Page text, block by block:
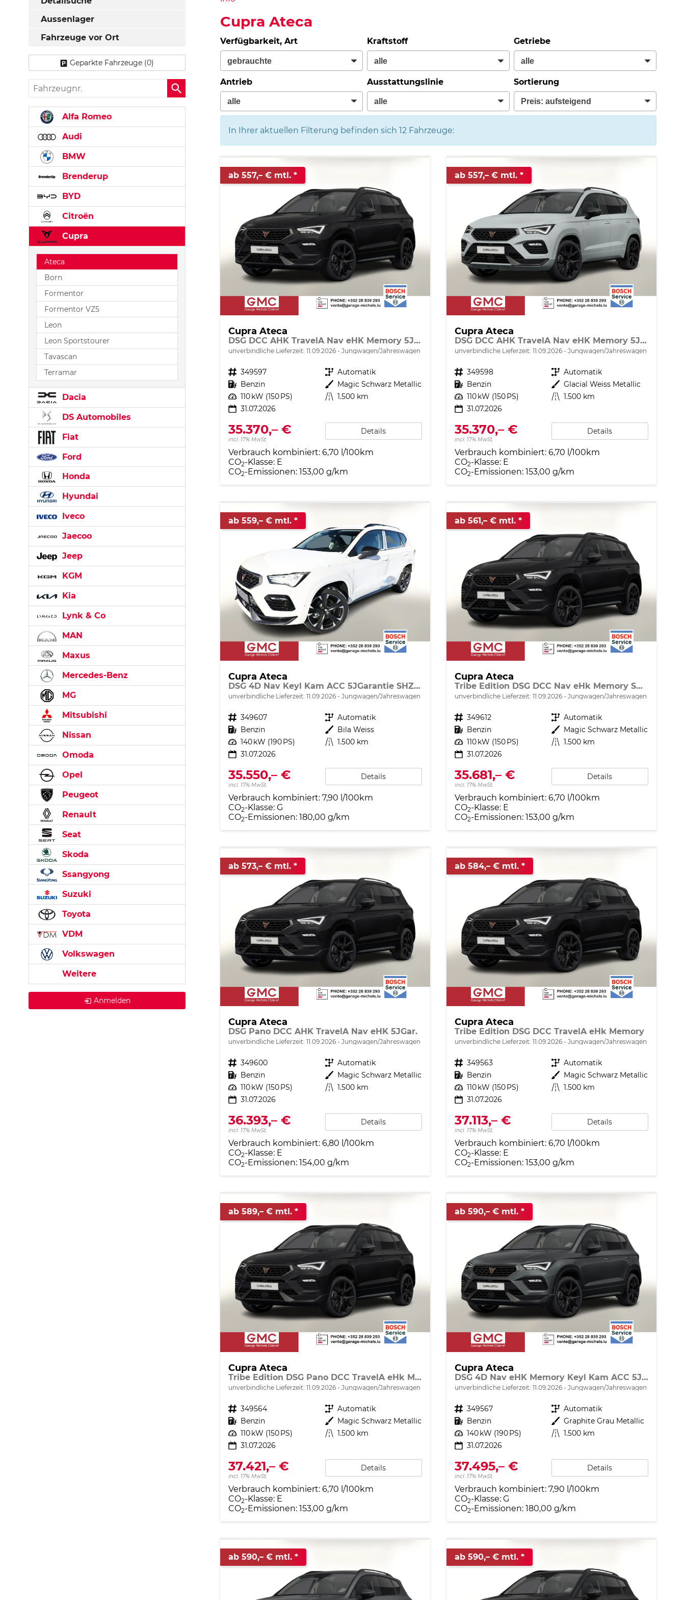
Cupra Ateca
Verfügbarkeit, Art Kraftstoff Getriebe
Antrieb Ausstattungslinie Sortierung
In Ihrer aktuellen Filterung befinden sich 12Fahrzeuge:
ab 557,– € mtl.
Cupra Ateca
DSG DCC AHK TravelA Nav eHK Memory 5JGar.
unverbindliche Lieferzeit: 11.09.2026 Jungwagen/Jahreswagen
Fahrzeugnr. 349597 Getriebe Automatik
Kraftstoff Benzin Außenfarbe Magic Schwarz Metallic
Leistung 110 kW (150 PS) Kilometerstand 1.500 km
31.07.2026
35.370,– €
incl. 17% MwSt.
Details
Verbrauch kombiniert: 6,70 l/100km
CO2-Klasse: E
CO2-Emissionen: 153,00 g/km
ab 557,– € mtl.
Cupra Ateca
DSG DCC AHK TravelA Nav eHK Memory 5JGar.
unverbindliche Lieferzeit: 11.09.2026 Jungwagen/Jahreswagen
Fahrzeugnr. 349598 Getriebe Automatik
Kraftstoff Benzin Außenfarbe Glacial Weiss Metallic
Leistung 110 kW (150 PS) Kilometerstand 1.500 km
31.07.2026
35.370,– €
incl. 17% MwSt.
Details
Verbrauch kombiniert: 6,70 l/100km
CO2-Klasse: E
CO2-Emissionen: 153,00 g/km
ab 559,– € mtl.
Cupra Ateca
DSG 4D Nav Keyl Kam ACC 5JGarantie SHZ+LHZ
unverbindliche Lieferzeit: 11.09.2026 Jungwagen/Jahreswagen
Fahrzeugnr. 349607 Getriebe Automatik
Kraftstoff Benzin Außenfarbe Bila Weiss
Leistung 140 kW (190 PS) Kilometerstand 1.500 km
31.07.2026
35.550,– €
incl. 17% MwSt.
Details
Verbrauch kombiniert: 7,90 l/100km
CO2-Klasse: G
CO2-Emissionen: 180,00 g/km
ab 561,– € mtl.
Cupra Ateca
Tribe Edition DSG DCC Nav eHk Memory SHZ Keyl 5JGa
unverbindliche Lieferzeit: 11.09.2026 Jungwagen/Jahreswagen
Fahrzeugnr. 349612 Getriebe Automatik
Kraftstoff Benzin Außenfarbe Magic Schwarz Metallic
Leistung 110 kW (150 PS) Kilometerstand 1.500 km
31.07.2026
35.681,– €
incl. 17% MwSt.
Details
Verbrauch kombiniert: 6,70 l/100km
CO2-Klasse: E
CO2-Emissionen: 153,00 g/km
ab 573,– € mtl.
Cupra Ateca
DSG Pano DCC AHK TravelA Nav eHK 5JGar.
unverbindliche Lieferzeit: 11.09.2026 Jungwagen/Jahreswagen
Fahrzeugnr. 349600 Getriebe Automatik
Kraftstoff Benzin Außenfarbe Magic Schwarz Metallic
Leistung 110 kW (150 PS) Kilometerstand 1.500 km
31.07.2026
36.393,– €
incl. 17% MwSt.
Details
Verbrauch kombiniert: 6,80 l/100km
CO2-Klasse: E
CO2-Emissionen: 154,00 g/km
ab 584,– € mtl.
Cupra Ateca
Tribe Edition DSG DCC TravelA eHk Memory
unverbindliche Lieferzeit: 11.09.2026 Jungwagen/Jahreswagen
Fahrzeugnr. 349563 Getriebe Automatik
Kraftstoff Benzin Außenfarbe Magic Schwarz Metallic
Leistung 110 kW (150 PS) Kilometerstand 1.500 km
31.07.2026
37.113,– €
incl. 17% MwSt.
Details
Verbrauch kombiniert: 6,70 l/100km
CO2-Klasse: E
CO2-Emissionen: 153,00 g/km
ab 589,– € mtl.
Cupra Ateca
Tribe Edition DSG Pano DCC TravelA eHk Memory Nav
unverbindliche Lieferzeit: 11.09.2026 Jungwagen/Jahreswagen
Fahrzeugnr. 349564 Getriebe Automatik
Kraftstoff Benzin Außenfarbe Magic Schwarz Metallic
Leistung 110 kW (150 PS) Kilometerstand 1.500 km
31.07.2026
37.421,– €
incl. 17% MwSt.
Details
Verbrauch kombiniert: 6,70 l/100km
CO2-Klasse: E
CO2-Emissionen: 153,00 g/km
ab 590,– € mtl.
Cupra Ateca
DSG 4D Nav eHK Memory Keyl Kam ACC 5JGar.
unverbindliche Lieferzeit: 11.09.2026 Jungwagen/Jahreswagen
Fahrzeugnr. 349567 Getriebe Automatik
Kraftstoff Benzin Außenfarbe Graphite Grau Metallic
Leistung 140 kW (190 PS) Kilometerstand 1.500 km
31.07.2026
37.495,– €
incl. 17% MwSt.
Details
Verbrauch kombiniert: 7,90 l/100km
CO2-Klasse: G
CO2-Emissionen: 180,00 g/km
ab 590,– € mtl. ab 590,– € mtl.
Aussenlager
Fahrzeuge vor Ort
Geparkte Fahrzeuge (0)
Fahrzeugnr.
Alfa Romeo
Audi
BMW
Brenderup
BYD
Citroën
Cupra
Ateca
Born
Formentor
Formentor VZ5
Leon
Leon Sportstourer
Tavascan
Terramar
Dacia
DS Automobiles
Fiat
Ford
Honda
Hyundai
Iveco
Jaecoo
Jeep
KGM
Kia
Lynk & Co
MAN
Maxus
Mercedes-Benz
MG
Mitsubishi
Nissan
Omoda
Opel
Peugeot
Renault
Seat
Skoda
Ssangyong
Suzuki
Toyota
VDM
Volkswagen
Weitere
Anmelden